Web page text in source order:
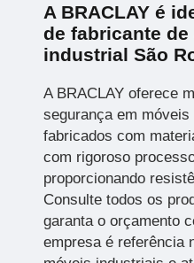
A BRACLAY é
de fabricante
industrial São
A BRACLAY oferece
segurança em
fabricados com
com rigoroso
proporcionando
Consulte todos os
garanta o orçamento
empresa é referência